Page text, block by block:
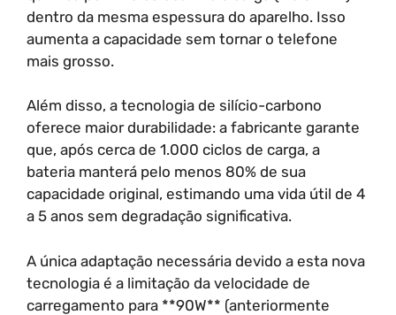
dentro da mesma espessura do aparelho. Isso
aumenta a capacidade sem tornar o telefone
mais grosso.
Além disso, a tecnologia de silício-carbono
oferece maior durabilidade: a fabricante garante
que, após cerca de 1.000 ciclos de carga, a
bateria manterá pelo menos 80% de sua
capacidade original, estimando uma vida útil de 4
a 5 anos sem degradação significativa.
A única adaptação necessária devido a esta nova
tecnologia é a limitação da velocidade de
carregamento para **90W** (anteriormente